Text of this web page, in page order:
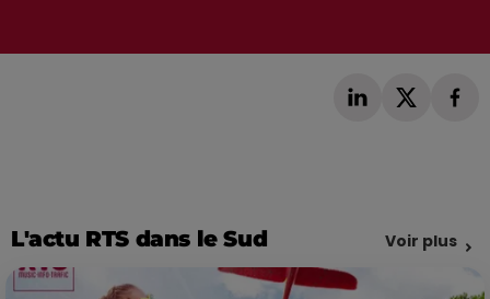
L'actu RTS dans le Sud Voir plus